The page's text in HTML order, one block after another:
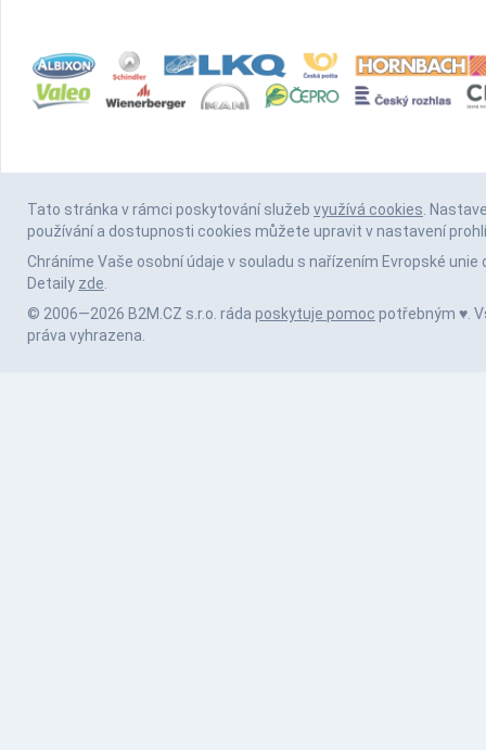
Tato stránka v rámci poskytování služeb využívá cookies.
používání a dostupnosti cookies můžete upravit v nastavení
Chráníme Vaše osobní údaje v souladu s nařízením Evropské unie
Detaily zde.
© 2006—2026 B2M.CZ s.r.o. ráda poskytuje pomoc potřebným ♥️.
práva vyhrazena.